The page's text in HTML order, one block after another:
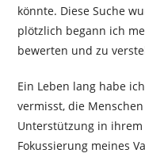
könnte. Diese Suche
plötzlich begann ich
bewerten und zu
Ein Leben lang habe
vermisst, die
Unterstützung in
Fokussierung meines